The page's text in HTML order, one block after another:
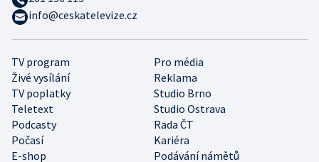
TV program
Pro média
Živé vysílání
Reklama
TV poplatky
Studio Brno
Teletext
Studio Ostrava
Podcasty
Rada ČT
Počasí
Kariéra
E-shop
Podávání námětů
info@ceskatelevize.cz